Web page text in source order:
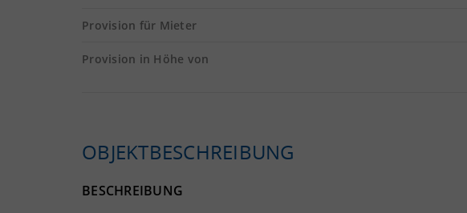
Provision für Mieter
Provision in Höhe von
OBJEKTBESCHREIBUNG
BESCHREIBUNG